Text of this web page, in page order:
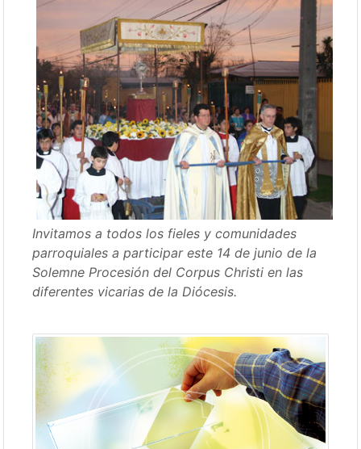
Invitamos a todos los fieles y comunidades
parroquiales a participar este 14 de junio de la
Solemne Procesión del Corpus Christi en las
diferentes vicarias de la Diócesis.